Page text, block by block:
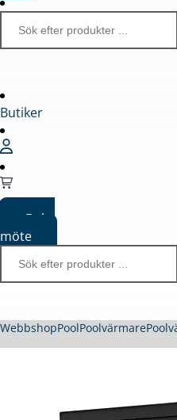
Butiker
Boka
möte
WebbshopPoolPoolvärmare